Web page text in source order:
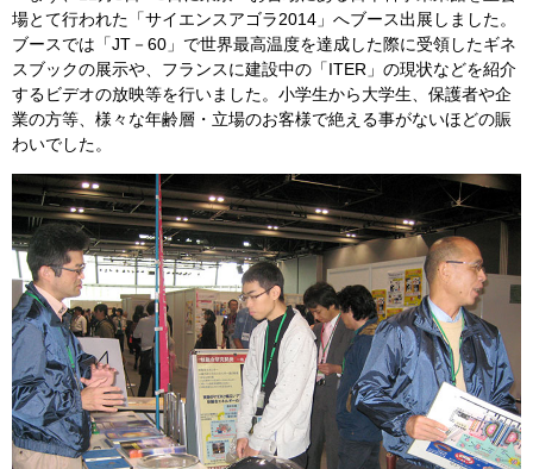
場とて行われた「サイエンスアゴラ2014」へブース出展しました。
ブースでは「JT－60」で世界最高温度を達成した際に受領したギネ
スブックの展示や、フランスに建設中の「ITER」の現状などを紹介
するビデオの放映等を行いました。小学生から大学生、保護者や企
業の方等、様々な年齢層・立場のお客様で絶える事がないほどの賑
わいでした。